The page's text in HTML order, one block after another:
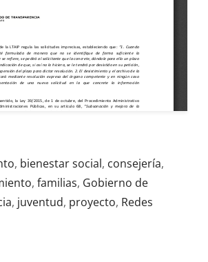
, bienestar social, consejería,
, familias, Gobierno de
, juventud, proyecto, Redes